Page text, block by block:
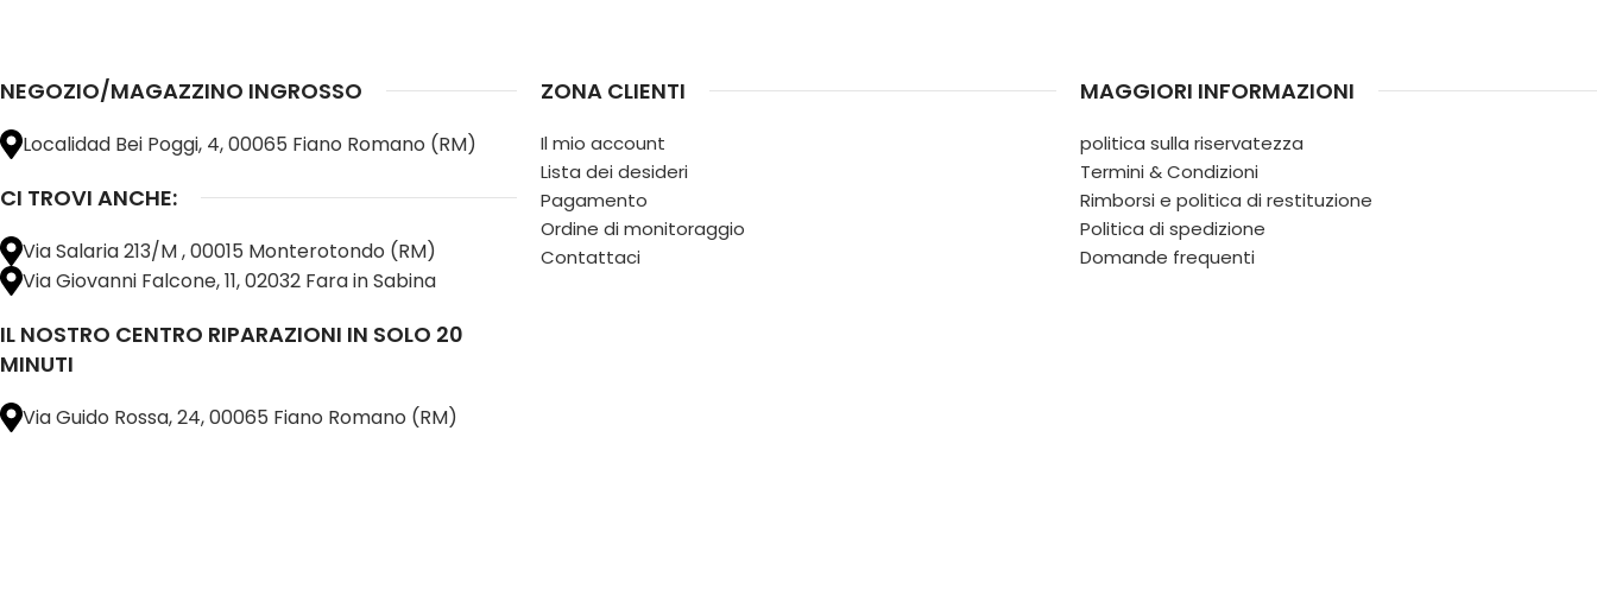
NEGOZIO/MAGAZZINO INGROSSO
Localidad Bei Poggi, 4, 00065 Fiano Romano (RM)
CI TROVI ANCHE:
Via Salaria 213/M , 00015 Monterotondo (RM)
Via Giovanni Falcone, 11, 02032 Fara in Sabina
IL NOSTRO CENTRO RIPARAZIONI IN SOLO 20
MINUTI
Via Guido Rossa, 24, 00065 Fiano Romano (RM)
ZONA CLIENTI
Il mio account
Lista dei desideri
Pagamento
Ordine di monitoraggio
Contattaci
MAGGIORI INFORMAZIONI
politica sulla riservatezza
Termini & Condizioni
Rimborsi e politica di restituzione
Politica di spedizione
Domande frequenti